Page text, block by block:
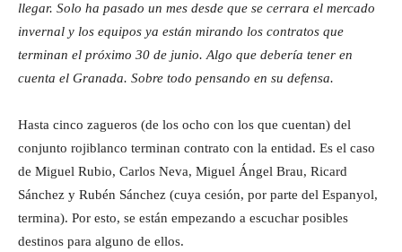
llegar. Solo ha pasado un mes desde que se cerrara el mercado
invernal y los equipos ya están mirando los contratos que
terminan el próximo 30 de junio. Algo que debería tener en
cuenta el Granada. Sobre todo pensando en su defensa.
Hasta cinco zagueros (de los ocho con los que cuentan) del
conjunto rojiblanco terminan contrato con la entidad. Es el caso
de Miguel Rubio, Carlos Neva, Miguel Ángel Brau, Ricard
Sánchez y Rubén Sánchez (cuya cesión, por parte del Espanyol,
termina). Por esto, se están empezando a escuchar posibles
destinos para alguno de ellos.